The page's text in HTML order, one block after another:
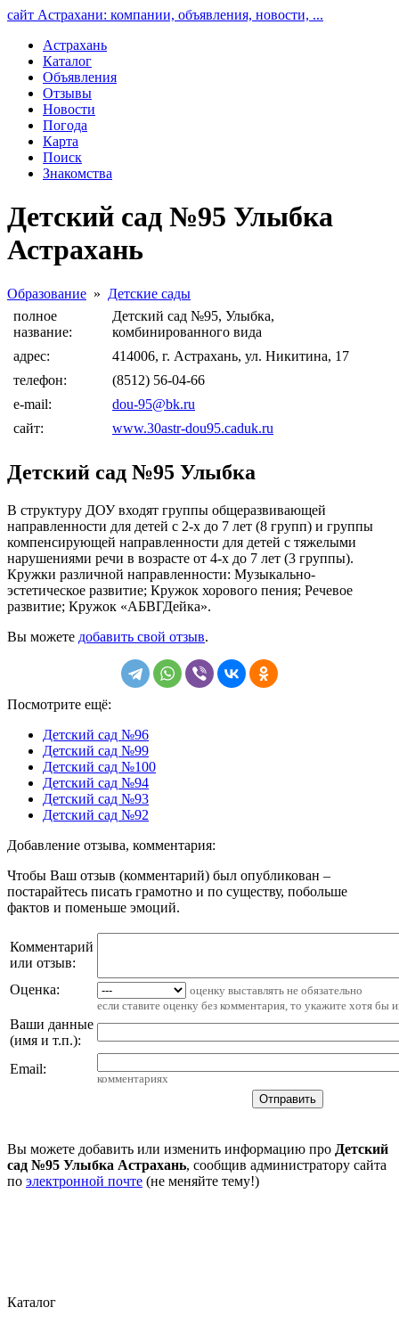
сайт Астрахани: компании, объявления, новости, ...
Астрахань
Каталог
Объявления
Отзывы
Новости
Погода
Карта
Поиск
Знакомства
Детский сад №95 Улыбка
Астрахань
Образование » Детские сады
полное
название:
Детский сад №95, Улыбка,
комбинированного вида
адрес:
414006, г. Астрахань, ул. Никитина, 17
телефон:
(8512) 56-04-66
e-mail:
dou-95@bk.ru
сайт:
www.30astr-dou95.caduk.ru
Детский сад №95 Улыбка
В структуру ДОУ входят группы общеразвивающей
направленности для детей с 2-х до 7 лет (8 групп) и группы
компенсирующей направленности для детей с тяжелыми
нарушениями речи в возрасте от 4-х до 7 лет (3 группы).
Кружки различной направленности: Музыкально-
эстетическое развитие; Кружок хорового пения; Речевое
развитие; Кружок «АБВГДейка».
Вы можете добавить свой отзыв.
Посмотрите ещё:
Детский сад №96
Детский сад №99
Детский сад №100
Детский сад №94
Детский сад №93
Детский сад №92
Добавление отзыва, комментария:
Чтобы Ваш отзыв (комментарий) был опубликован –
постарайтесь писать грамотно и по существу, побольше
фактов и поменьше эмоций.
Комментарий
или отзыв:
Оценка:
оценку выставлять не обязательно
если ставите оценку без комментария, то укажите хотя бы
Ваши данные
(имя и т.п.):
Email:
комментариях
Вы можете добавить или изменить информацию про Детский
сад №95 Улыбка Астрахань, сообщив администратору сайта
по электронной почте (не меняйте тему!)
Каталог